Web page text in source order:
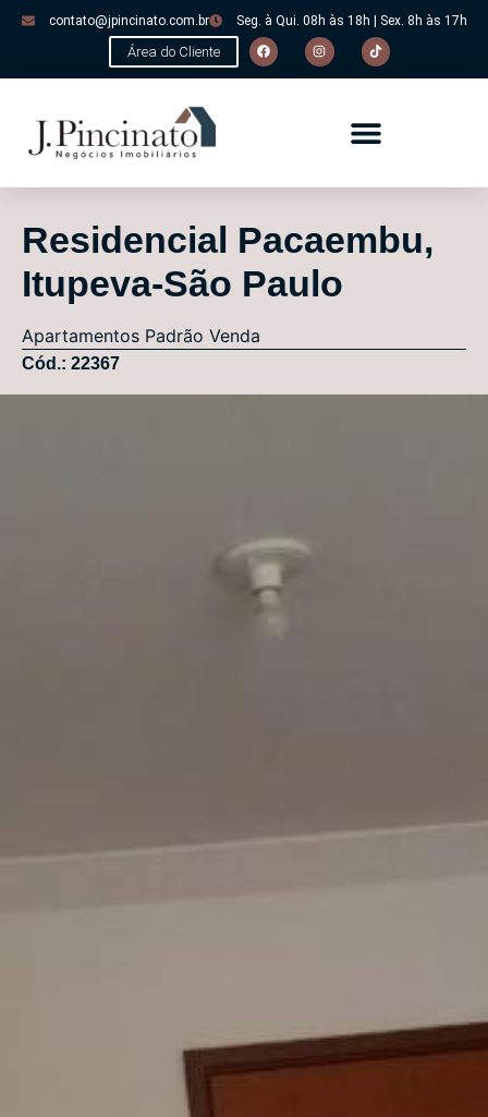
contato@jpincinato.com.br Seg. à Qui. 08h às 18h | Sex. 8h às 17h
Área do Cliente
Residencial Pacaembu,
Itupeva-São Paulo
Apartamentos Padrão Venda
Cód.: 22367